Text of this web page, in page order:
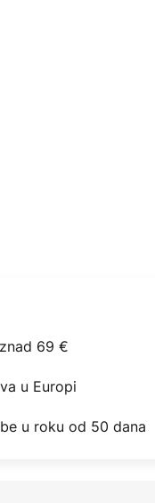
69 €
u Europi
u roku od 50 dana